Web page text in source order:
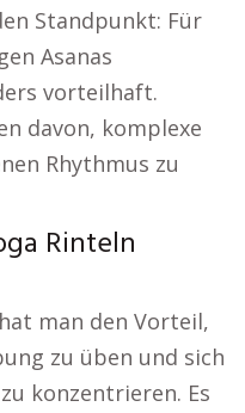
Standpunkt: Für
Asanas
vorteilhaft.
davon, komplexe
Rhythmus zu
Rinteln
man den Vorteil,
zu üben und sich
konzentrieren. Es